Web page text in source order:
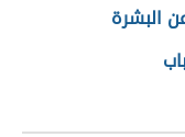
البشرة